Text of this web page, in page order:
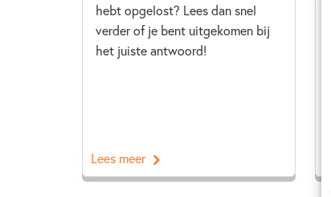
hebt opgelost? Lees dan snel
verder of je bent uitgekomen bij
het juiste antwoord!
Lees meer